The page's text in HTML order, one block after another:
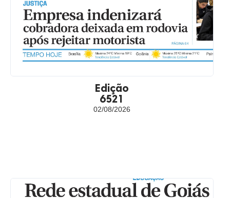
Edição
6521
02/08/2026